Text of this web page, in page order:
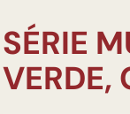
SÉRIE
VERDE,